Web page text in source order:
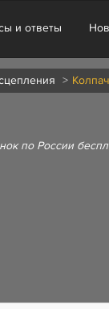
и ответы
по России